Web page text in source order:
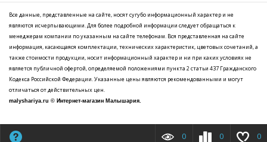
Все данные, представленные на сайте, носят сугубо информационный характер и не
являются исчерпывающими. Для более подробной информации следует обращаться к
менеджерам компании по указанным на сайте телефонам. Вся представленная на сайте
информация, касающаяся комплектации, технических характеристик, цветовых сочетаний, а
также стоимости продукции, носит информационный характер и ни при каких условиях не
является публичной офертой, определяемой положениями пункта 2 статьи 437 Гражданского
Кодекса Российской Федерации. Указанные цены являются рекомендованными и могут
отличаться от действительных цен.
malyshariya.ru © Интернет-магазин Малышария.
0 0 0